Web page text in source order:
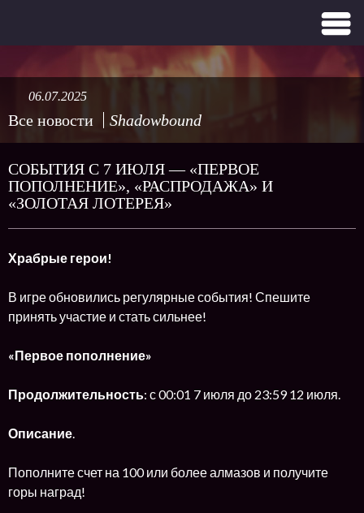
Все новости Shadowbound
06.07.2025
СОБЫТИЯ С 7 ИЮЛЯ — «ПЕРВОЕ
ПОПОЛНЕНИЕ», «РАСПРОДАЖА» И
«ЗОЛОТАЯ ЛОТЕРЕЯ»
Храбрые герои!
В игре обновились регулярные события! Спешите
принять участие и стать сильнее!
«Первое пополнение»
Продолжительность: с 00:01 7 июля до 23:59 12 июля.
Описание.
Пополните счет на 100 или более алмазов и получите
горы наград!